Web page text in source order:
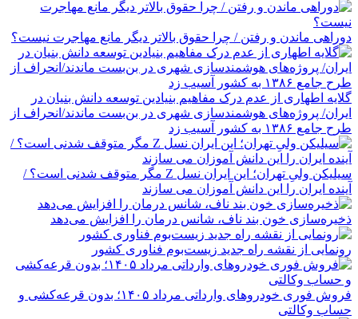
دوراهی ماندن و رفتن / چرا حقوق بالاتر دیگر مانع مهاجرت نیست؟
گلایه اطهاری از عدم درک مفاهیم بنیادین توسعه دانش بنیان در
ایران/ پروژه‌های هوشمندسازی شهری در بن‌بست ماندند/انحراف از
طرح جامع ۱۳۸۶ به کشور آسیب زد
سیلیکن ولیِ تهران؛ این ایران نسل Z مگر متوقف شدنی است؟ /
آینده ایران را این دانش آموزان می سازند
ذخیره‌سازی خون بند ناف، شانس درمان را افزایش می‌دهد
رونمایی از نقشه راه جدید زیست‌بوم فناوری کشور
فروش فوری خودروهای وارداتی مرداد ۱۴۰۵؛ بدون قرعه‌کشی و
حساب وکالتی